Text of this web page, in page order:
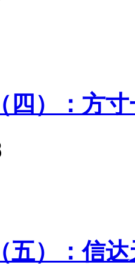
四）：方
五）：信